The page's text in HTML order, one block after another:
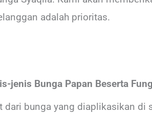
adalah prioritas.
jenis Bunga Papan Beserta
dari bunga yang diaplikasikan